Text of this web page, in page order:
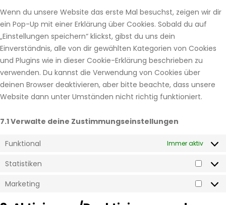
Wenn du unsere Website das erste Mal besuchst, zeigen wir dir
ein Pop-Up mit einer Erklärung über Cookies. Sobald du auf
„Einstellungen speichern“ klickst, gibst du uns dein
Einverständnis, alle von dir gewählten Kategorien von Cookies
und Plugins wie in dieser Cookie-Erklärung beschrieben zu
verwenden. Du kannst die Verwendung von Cookies über
deinen Browser deaktivieren, aber bitte beachte, dass unsere
Website dann unter Umständen nicht richtig funktioniert.
7.1 Verwalte deine Zustimmungseinstellungen
Funktional Immer aktiv
Statistiken
Marketing